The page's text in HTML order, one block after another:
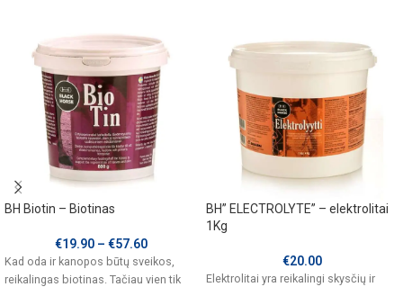
BH Biotin – Biotinas
€19.90 – €57.60
Kad oda ir kanopos būtų sveikos,
reikalingas biotinas. Tačiau vien tik
BH” ELECTROLYTE” – elektrolitai
1Kg
€20.00
Elektrolitai yra reikalingi skysčių ir